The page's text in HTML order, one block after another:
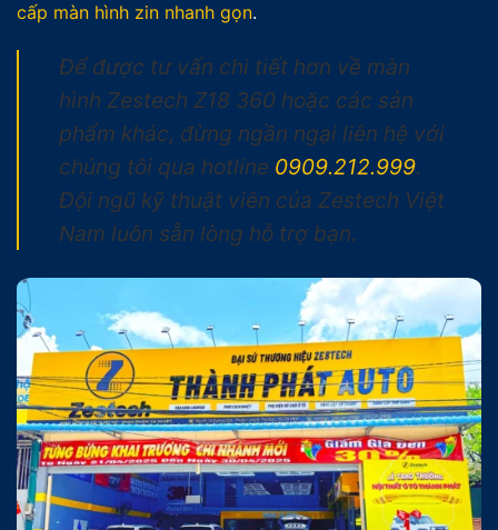
cấp màn hình zin nhanh gọn.
Để được tư vấn chi tiết hơn về màn
hình Zestech Z18 360 hoặc các sản
phẩm khác, đừng ngần ngại liên hệ với
chúng tôi qua hotline 0909.212.999.
Đội ngũ kỹ thuật viên của Zestech Việt
Nam luôn sẵn lòng hỗ trợ bạn.